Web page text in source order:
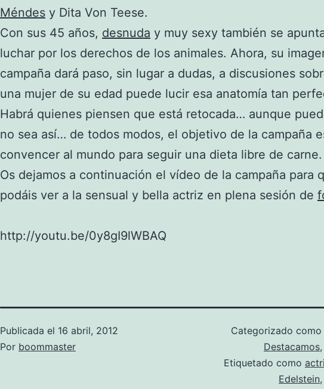
Méndes y Dita Von Teese.
Con sus 45 años, desnuda y muy sexy también se
luchar por los derechos de los animales. Ahora, su
campaña dará paso, sin lugar a dudas, a discusiones
una mujer de su edad puede lucir esa anatomía tan
Habrá quienes piensen que está retocada… aunque
no sea así… de todos modos, el objetivo de la campaña
convencer al mundo para seguir una dieta libre de carne.
Os dejamos a continuación el vídeo de la campaña para
podáis ver a la sensual y bella actriz en plena sesión de
http://youtu.be/0y8gI9lWBAQ
Publicada el 16 abril, 2012
Por boommaster
Categorizado como
Destacamos,
Etiquetado como
Edelstein,